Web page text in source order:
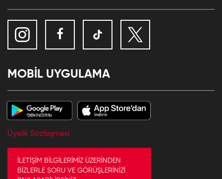
MOBİL UYGULAMA
Üyelik Sözleşmesi
İLETİŞİM BİLGİLERİMİZ ÜZERİNDEN
BİZLERLE SORU VE GÖRÜŞLERİNİZİ